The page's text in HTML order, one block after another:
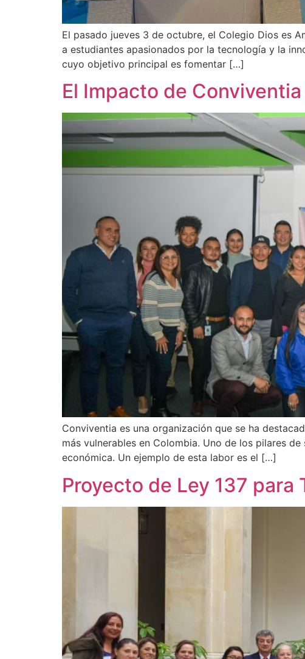
El pasado jueves 3 de octubre, el Colegio Dios es
a estudiantes apasionados por la tecnología y la
cuyo objetivo principal es fomentar […]
El Impacto de
Conviventia es una organización que se ha
más vulnerables en Colombia. Uno de los pilares
económica. Un ejemplo de esta labor es el […]
Proyecto de Ley 137